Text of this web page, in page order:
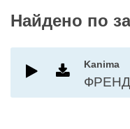
Kanima